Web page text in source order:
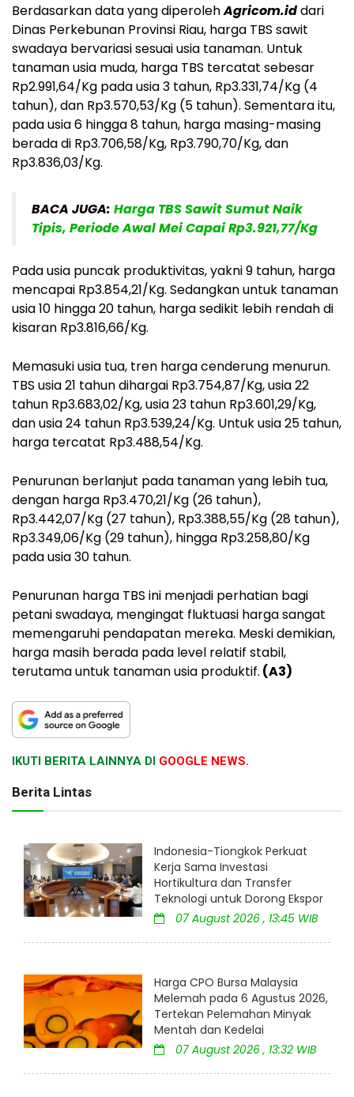
Berdasarkan data yang diperolehAgricom.iddari
Dinas Perkebunan Provinsi Riau, harga TBS sawit
swadaya bervariasi sesuai usia tanaman. Untuk
tanaman usia muda, harga TBS tercatat sebesar
Rp2.991,64/Kg pada usia 3 tahun, Rp3.331,74/Kg (4
tahun), dan Rp3.570,53/Kg (5 tahun). Sementara itu,
pada usia 6 hingga 8 tahun, harga masing-masing
berada di Rp3.706,58/Kg, Rp3.790,70/Kg, dan
Rp3.836,03/Kg.
BACA JUGA: Harga TBS Sawit Sumut Naik
Tipis, Periode Awal Mei Capai Rp3.921,77/Kg
Pada usia puncak produktivitas, yakni 9 tahun, harga
mencapai Rp3.854,21/Kg. Sedangkan untuk tanaman
usia 10 hingga 20 tahun, harga sedikit lebih rendah di
kisaran Rp3.816,66/Kg.
Memasuki usia tua, tren harga cenderung menurun.
TBS usia 21 tahun dihargai Rp3.754,87/Kg, usia 22
tahun Rp3.683,02/Kg, usia 23 tahun Rp3.601,29/Kg,
dan usia 24 tahun Rp3.539,24/Kg. Untuk usia 25 tahun,
harga tercatat Rp3.488,54/Kg.
Penurunan berlanjut pada tanaman yang lebih tua,
dengan harga Rp3.470,21/Kg (26 tahun),
Rp3.442,07/Kg (27 tahun), Rp3.388,55/Kg (28 tahun),
Rp3.349,06/Kg (29 tahun), hingga Rp3.258,80/Kg
pada usia 30 tahun.
Penurunan harga TBS ini menjadi perhatian bagi
petani swadaya, mengingat fluktuasi harga sangat
memengaruhi pendapatan mereka. Meski demikian,
harga masih berada pada level relatif stabil,
terutama untuk tanaman usia produktif. (A3)
IKUTI BERITA LAINNYA DI GOOGLE NEWS.
Berita Lintas
Indonesia-Tiongkok Perkuat
Kerja Sama Investasi
Hortikultura dan Transfer
Teknologi untuk Dorong Ekspor
07 August 2026 , 13:45 WIB
Harga CPO Bursa Malaysia
Melemah pada 6 Agustus 2026,
Tertekan Pelemahan Minyak
Mentah dan Kedelai
07 August 2026 , 13:32 WIB